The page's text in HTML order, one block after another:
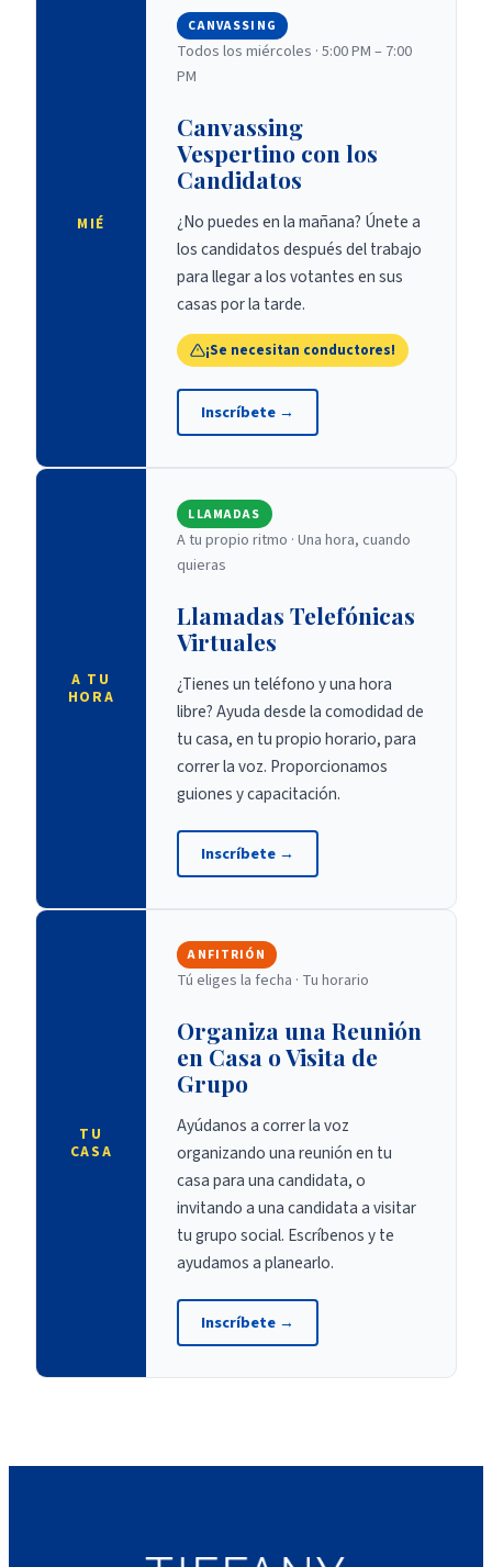
MIÉ
CANVASSING
Todos los miércoles · 5:00 PM – 7:00
PM
Canvassing
Vespertino con los
Candidatos
¿No puedes en la mañana? Únete a
los candidatos después del trabajo
para llegar a los votantes en sus
casas por la tarde.
¡Se necesitan conductores!
Inscríbete →
A TU
HORA
LLAMADAS
A tu propio ritmo · Una hora, cuando
quieras
Llamadas Telefónicas
Virtuales
¿Tienes un teléfono y una hora
libre? Ayuda desde la comodidad de
tu casa, en tu propio horario, para
correr la voz. Proporcionamos
guiones y capacitación.
Inscríbete →
TU
CASA
ANFITRIÓN
Tú eliges la fecha · Tu horario
Organiza una Reunión
en Casa o Visita de
Grupo
Ayúdanos a correr la voz
organizando una reunión en tu
casa para una candidata, o
invitando a una candidata a visitar
tu grupo social. Escríbenos y te
ayudamos a planearlo.
Inscríbete →